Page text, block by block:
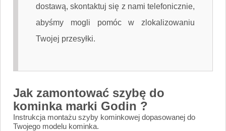
dostawą, skontaktuj się z nami telefonicznie,
abyśmy mogli pomóc w zlokalizowaniu
Twojej przesyłki.
Jak zamontować szybę do
kominka marki Godin ?
Instrukcja montażu szyby kominkowej dopasowanej do
Twojego modelu kominka.